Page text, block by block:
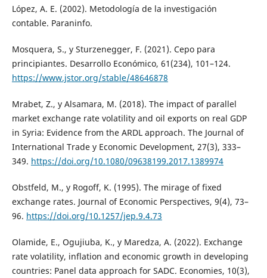
López, A. E. (2002). Metodología de la investigación
contable. Paraninfo.
Mosquera, S., y Sturzenegger, F. (2021). Cepo para
principiantes. Desarrollo Económico, 61(234), 101–124.
https://www.jstor.org/stable/48646878
Mrabet, Z., y Alsamara, M. (2018). The impact of parallel
market exchange rate volatility and oil exports on real GDP
in Syria: Evidence from the ARDL approach. The Journal of
International Trade y Economic Development, 27(3), 333–
349. https://doi.org/10.1080/09638199.2017.1389974
Obstfeld, M., y Rogoff, K. (1995). The mirage of fixed
exchange rates. Journal of Economic Perspectives, 9(4), 73–
96. https://doi.org/10.1257/jep.9.4.73
Olamide, E., Ogujiuba, K., y Maredza, A. (2022). Exchange
rate volatility, inflation and economic growth in developing
countries: Panel data approach for SADC. Economies, 10(3),